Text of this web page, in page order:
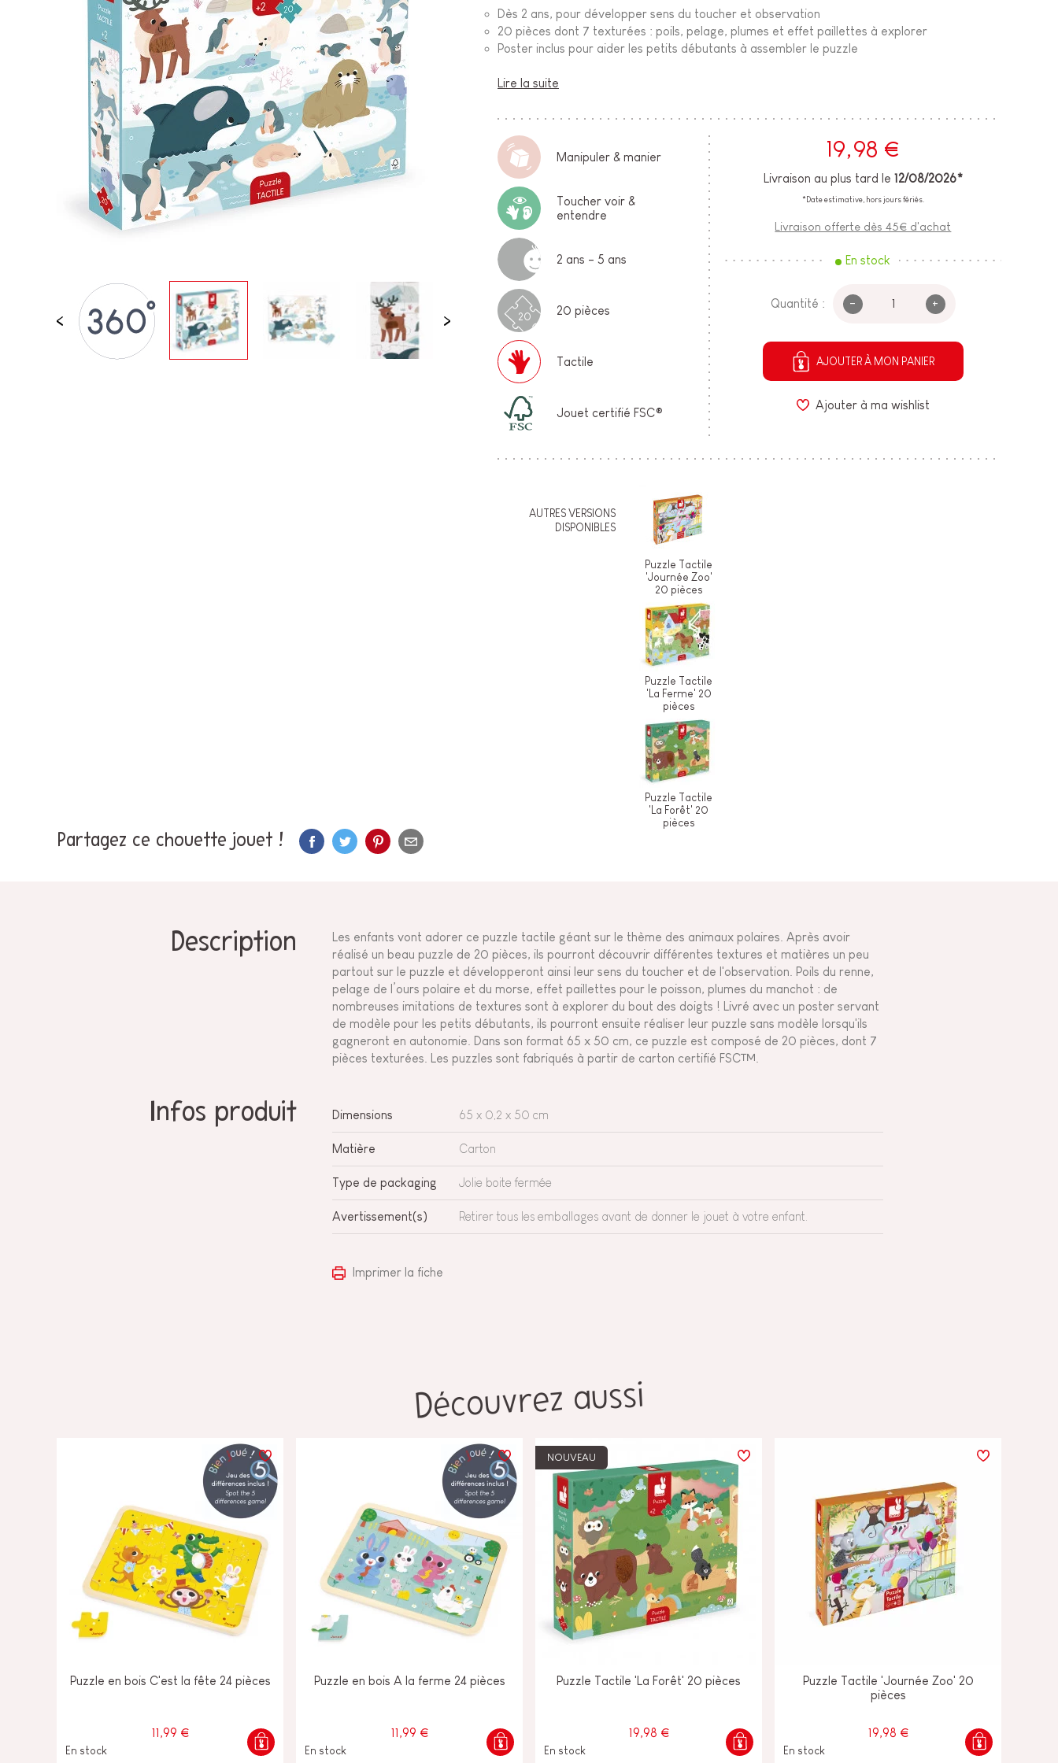
JOUETS D'ÉVEIL
JOUETS D'IMITATION
IMAGINATION
PLEIN AIR
TABLEAUX, MOBILIER &
DECO
Dès 2 ans, pour développer sens du toucher et observation
20 pièces dont 7 texturées : poils, pelage, plumes et effet paillettes à explorer
Poster inclus pour aider les petits débutants à assembler le puzzle
Lire la suite
Manipuler & manier
Toucher voir &
entendre
2 ans - 5 ans
20 20 pièces
Tactile
Jouet certifié FSC®
19,98 €
Livraison au plus tard le 12/08/2026*
*Date estimative, hors jours fériés.
Livraison offerte dès 45€ d'achat
En stock
Quantité : - +
AJOUTER À MON PANIER
Ajouter à ma wishlist
AUTRES VERSIONS
DISPONIBLES
Puzzle Tactile
'Journée Zoo'
20 pièces
Puzzle Tactile
'La Ferme' 20
pièces
Puzzle Tactile
'La Forêt' 20
pièces
Partagez ce chouette jouet !
Description
Les enfants vont adorer ce puzzle tactile géant sur le thème des animaux polaires. Après avoir
réalisé un beau puzzle de 20 pièces, ils pourront découvrir différentes textures et matières un peu
partout sur le puzzle et développeront ainsi leur sens du toucher et de l'observation. Poils du renne,
pelage de l’ours polaire et du morse, effet paillettes pour le poisson, plumes du manchot : de
nombreuses imitations de textures sont à explorer du bout des doigts ! Livré avec un poster servant
de modèle pour les petits débutants, ils pourront ensuite réaliser leur puzzle sans modèle lorsqu'ils
gagneront en autonomie. Dans son format 65 x 50 cm, ce puzzle est composé de 20 pièces, dont 7
pièces texturées. Les puzzles sont fabriqués à partir de carton certifié FSC™.
Infos produit Dimensions 65 x 0,2 x 50 cm
Matière Carton
Type de packaging Jolie boite fermée
Avertissement(s) Retirer tous les emballages avant de donner le jouet à votre enfant.
Imprimer la fiche
Découvrez aussi
Puzzle en bois C'est la fête 24 pièces
11,99 €
En stock
Puzzle en bois A la ferme 24 pièces
11,99 €
En stock
NOUVEAU
Puzzle Tactile 'La Forêt' 20 pièces
19,98 €
En stock
Puzzle Tactile 'Journée Zoo' 20
pièces
19,98 €
En stock